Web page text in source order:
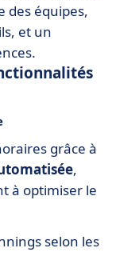
des équipes,
et un
grâce à
,
à optimiser le
selon les